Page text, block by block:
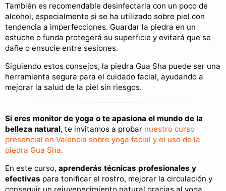
También es recomendable desinfectarla con un poco de
alcohol, especialmente si se ha utilizado sobre piel con
tendencia a imperfecciones. Guardar la piedra en un
estuche o funda protegerá su superficie y evitará que se
dañe o ensucie entre sesiones.
Siguiendo estos consejos, la piedra Gua Sha puede ser una
herramienta segura para el cuidado facial, ayudando a
mejorar la salud de la piel sin riesgos.
Si eres monitor de yoga o te apasiona el mundo de la
belleza natural, te invitamos a probar nuestro curso
presencial en Valencia sobre yoga facial y el uso de la
piedra Gua Sha.
En este curso, aprenderás técnicas profesionales y
efectivas para tonificar el rostro, mejorar la circulación y